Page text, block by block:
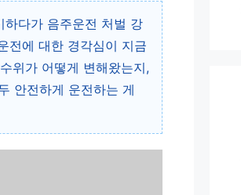
다가 음주운전 처벌 강
전에 대한 경각심이 지금
위가 어떻게 변해왔는지,
안전하게 운전하는 게